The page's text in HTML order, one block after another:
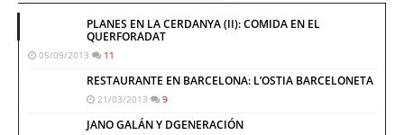
PLANES EN LA CERDANYA (II): COMIDA EN EL
QUERFORADAT
05/09/2013 11
RESTAURANTE EN BARCELONA: L’OSTIA BARCELONETA
21/03/2013 9
JANO GALÁN Y DGENERACIÓN